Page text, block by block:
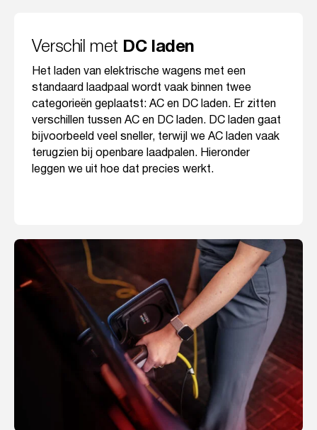
Verschil met DC laden
Het laden van elektrische wagens met een
standaard laadpaal wordt vaak binnen twee
categorieën geplaatst: AC en DC laden. Er zitten
verschillen tussen AC en DC laden. DC laden gaat
bijvoorbeeld veel sneller, terwijl we AC laden vaak
terugzien bij openbare laadpalen. Hieronder
leggen we uit hoe dat precies werkt.